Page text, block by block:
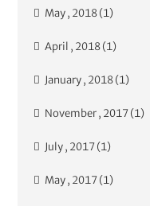
May , 2018 (1)
April , 2018 (1)
January , 2018 (1)
November , 2017 (1)
July , 2017 (1)
May , 2017 (1)